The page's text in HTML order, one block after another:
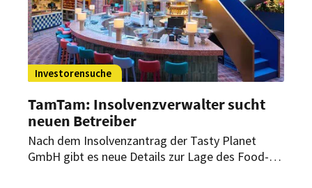
Investorensuche
TamTam: Insolvenzverwalter sucht
neuen Betreiber
Nach dem Insolvenzantrag der Tasty Planet
GmbH gibt es neue Details zur Lage des Food-